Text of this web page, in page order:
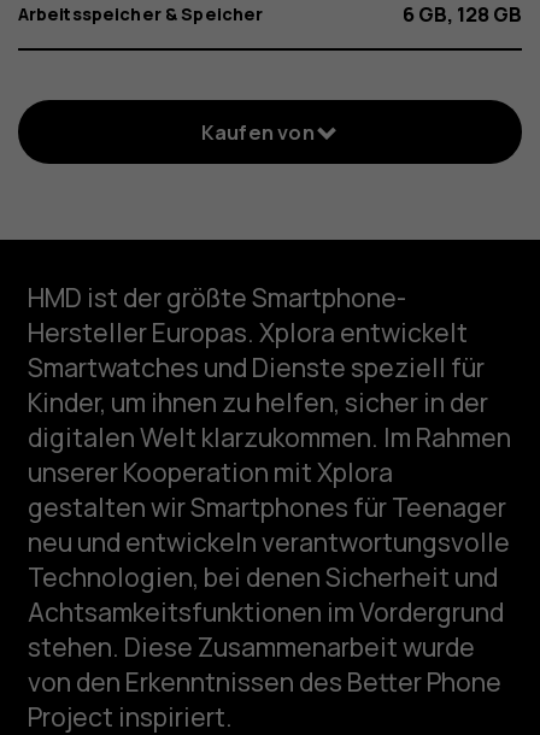
Arbeitsspeicher & Speicher 6 GB, 128 GB
Kaufen von
HMD Fusion X1
Ein Smartphone, dem Eltern vertrauen
können
Video ansehen
HMD ist der größte Smartphone-
Hersteller Europas. Xplora entwickelt
Smartwatches und Dienste speziell für
Kinder, um ihnen zu helfen, sicher in der
digitalen Welt klarzukommen. Im Rahmen
unserer Kooperation mit Xplora
gestalten wir Smartphones für Teenager
neu und entwickeln verantwortungsvolle
Technologien, bei denen Sicherheit und
Achtsamkeitsfunktionen im Vordergrund
stehen. Diese Zusammenarbeit wurde
von den Erkenntnissen des Better Phone
Project inspiriert.